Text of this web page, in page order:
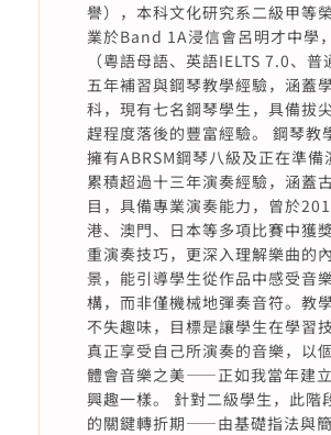
譽），本科文化研究系二級甲等
業於Band 1A浸信會呂明才中學
（粵語母語、英語IELTS 7.0、普
五年補習與鋼琴教學經驗，涵蓋
科，現有七名鋼琴學生，具備拔
趕程度落後的豐富經驗。 鋼琴教
擁有ABRSM鋼琴八級及正在準備
累積超過十三年演奏經驗，涵蓋
目，具備專業演奏能力，曾於
港、澳門、日本等多項比賽中獲
重演奏技巧，更深入理解樂曲的
景，能引導學生從作品中感受音
構，而非僅機械地彈奏音符。教
不失趣味，目標是讓學生在學習
真正享受自己所演奏的音樂，以
體會音樂之美——正如我當年建
興趣一樣。 針對二級學生，此階
的關鍵轉折期——由基礎指法與